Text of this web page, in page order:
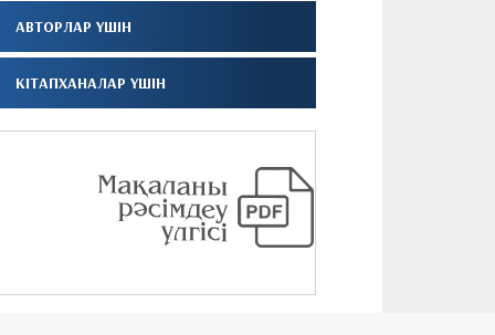
АВТОРЛАР ҮШІН
КІТАПХАНАЛАР ҮШІН